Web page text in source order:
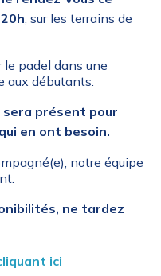
, sur les terrains de
padel dans une
aux débutants.
présent pour
en ont besoin.
notre équipe
ne tardez
ici